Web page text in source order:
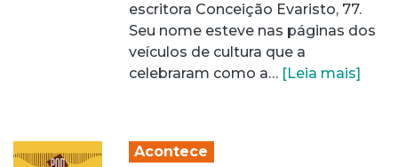
escritora Conceição Evaristo, 77.
Seu nome esteve nas páginas dos
veículos de cultura que a
celebraram como a… [Leia mais]
Acontece